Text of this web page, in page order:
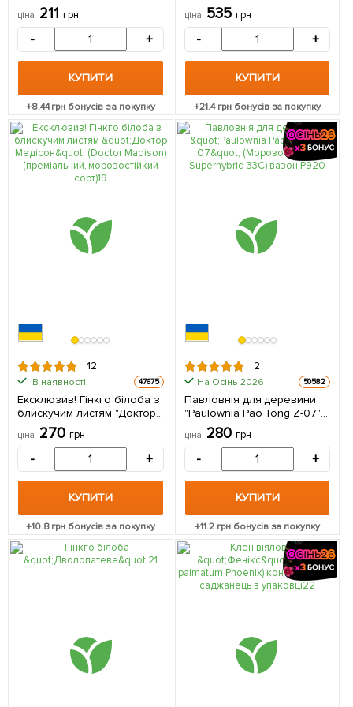
саджанець в упаковці
ціна 211 грн
- +
КУПИТИ
+8.44грн бонусів за покупку
1 саджанець в упаковці
ціна 535 грн
- +
КУПИТИ
+21.4грн бонусів за покупку
12
В наявності. 47675
Ексклюзив! Гінкго білоба з
блискучим листям "Доктор
Медісон" (Doctor Madison)
(преміальний,
морозостійкий сорт) 1
саджанець в упаковці
ціна 270 грн
- +
КУПИТИ
+10.8грн бонусів за покупку
2
На Осінь-2026 50582
Павловнія для деревини
"Paulownia Pao Tong Z-07"
(Морозостійкий Superhybrid
33С) вазон Р9
(Кореневище) 1 саджанець
в упаковці
ціна 280 грн
- +
КУПИТИ
+11.2грн бонусів за покупку